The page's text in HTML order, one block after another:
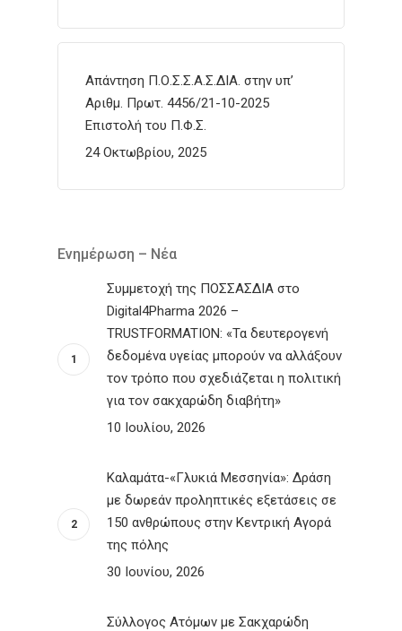
Απάντηση Π.Ο.Σ.Σ.Α.Σ.ΔΙΑ. στην υπ’
Αριθμ. Πρωτ. 4456/21-10-2025
Επιστολή του Π.Φ.Σ.
24 Οκτωβρίου, 2025
Ενημέρωση – Νέα
Συμμετοχή της ΠΟΣΣΑΣΔΙΑ στο
Digital4Pharma 2026 –
TRUSTFORMATION: «Τα δευτερογενή
δεδομένα υγείας μπορούν να αλλάξουν
τον τρόπο που σχεδιάζεται η πολιτική
για τον σακχαρώδη διαβήτη»
10 Ιουλίου, 2026
Καλαμάτα-«Γλυκιά Μεσσηνία»: Δράση
με δωρεάν προληπτικές εξετάσεις σε
150 ανθρώπους στην Κεντρική Αγορά
της πόλης
30 Ιουνίου, 2026
Σύλλογος Ατόμων με Σακχαρώδη